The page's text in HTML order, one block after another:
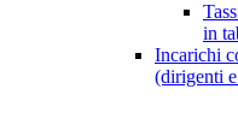
in
Incarichi
(dirigenti